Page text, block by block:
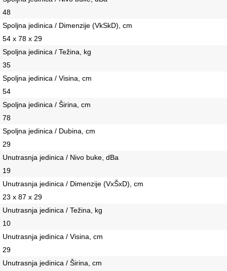
48
Spoljna jedinica / Dimenzije (VkSkD), сm
54 x 78 x 29
Spoljna jedinica / Težina, kg
35
Spoljna jedinica / Visina, сm
54
Spoljna jedinica / Širina, сm
78
Spoljna jedinica / Dubina, сm
29
Unutrasnja jedinica / Nivo buke, dBa
19
Unutrasnja jedinica / Dimenzije (VxŠxD), сm
23 x 87 x 29
Unutrasnja jedinica / Težina, kg
10
Unutrasnja jedinica / Visina, сm
29
Unutrasnja jedinica / Širina, сm